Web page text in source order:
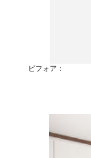
ビフォア：